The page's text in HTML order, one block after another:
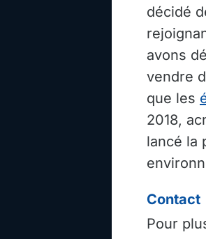
décidé
avons
vendre
que les
2018,
lancé la
Contact
Pour